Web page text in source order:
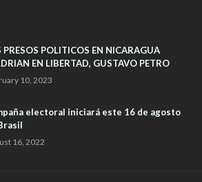
PRESOS POLITICOS EN NICARAGUA
EN LIBERTAD, GUSTAVO PETRO
10, 2023
electoral iniciará este 16 de agosto
16, 2022